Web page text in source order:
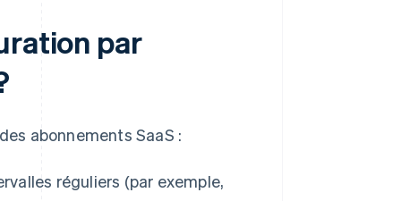
par
abonnements SaaS :
réguliers (par exemple,